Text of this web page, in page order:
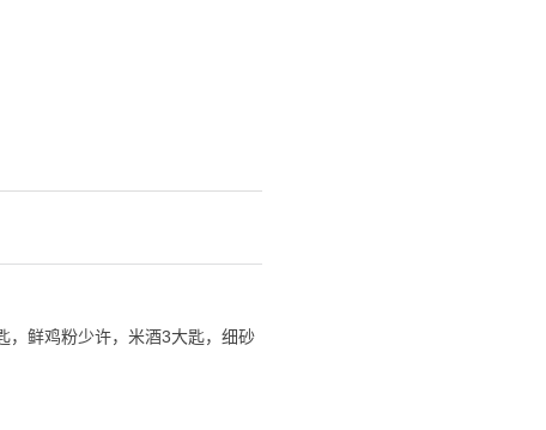
，鲜鸡粉少许，米酒3大匙，细砂